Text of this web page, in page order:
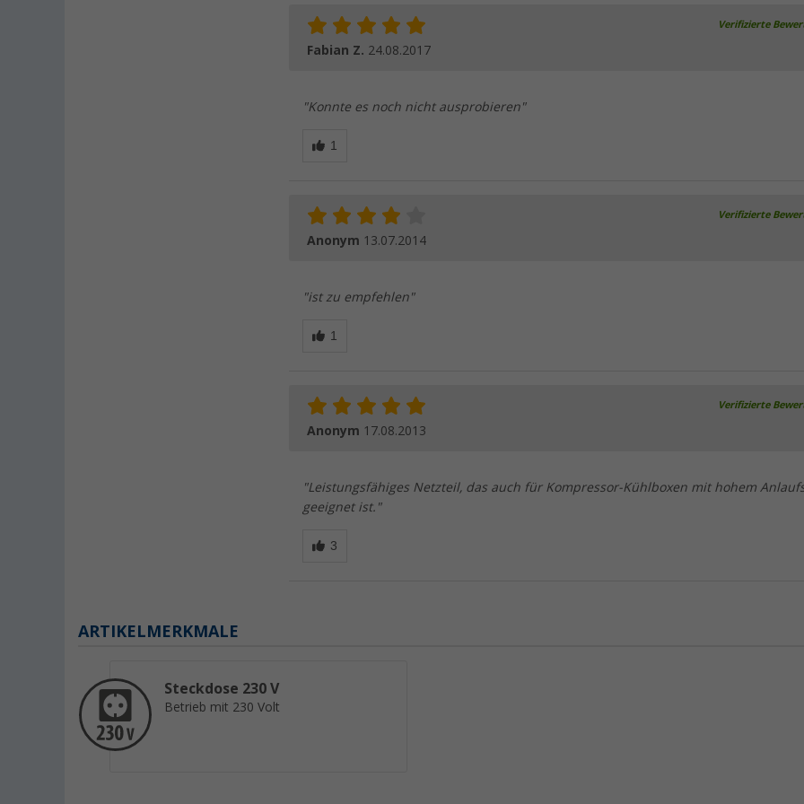
Verifizierte
Fabian Z. 24.08.2017
"Konnte es noch nicht ausprobieren"
Verifizierte
Anonym 13.07.2014
"ist zu empfehlen"
Verifizierte
Anonym 17.08.2013
"Leistungsfähiges Netzteil, das auch für Kompressor-Kühlboxen mit hohem
geeignet ist."
ARTIKELMERKMALE
Steckdose 230 V
Betrieb mit 230 Volt